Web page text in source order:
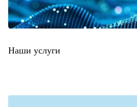
Наши услуги